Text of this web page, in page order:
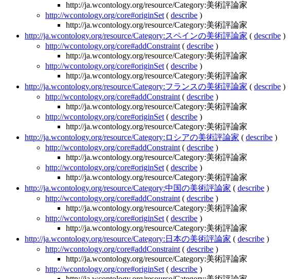
http://ja.wcontology.org/resource/Category:美術評論家
http://wcontology.org/core#originSet ( describe )
http://ja.wcontology.org/resource/Category:美術評論家
http://ja.wcontology.org/resource/Category:スペインの美術評論家 ( describe )
http://wcontology.org/core#addConstraint ( describe )
http://ja.wcontology.org/resource/Category:美術評論家
http://wcontology.org/core#originSet ( describe )
http://ja.wcontology.org/resource/Category:美術評論家
http://ja.wcontology.org/resource/Category:フランスの美術評論家 ( describe )
http://wcontology.org/core#addConstraint ( describe )
http://ja.wcontology.org/resource/Category:美術評論家
http://wcontology.org/core#originSet ( describe )
http://ja.wcontology.org/resource/Category:美術評論家
http://ja.wcontology.org/resource/Category:ロシアの美術評論家 ( describe )
http://wcontology.org/core#addConstraint ( describe )
http://ja.wcontology.org/resource/Category:美術評論家
http://wcontology.org/core#originSet ( describe )
http://ja.wcontology.org/resource/Category:美術評論家
http://ja.wcontology.org/resource/Category:中国の美術評論家 ( describe )
http://wcontology.org/core#addConstraint ( describe )
http://ja.wcontology.org/resource/Category:美術評論家
http://wcontology.org/core#originSet ( describe )
http://ja.wcontology.org/resource/Category:美術評論家
http://ja.wcontology.org/resource/Category:日本の美術評論家 ( describe )
http://wcontology.org/core#addConstraint ( describe )
http://ja.wcontology.org/resource/Category:美術評論家
http://wcontology.org/core#originSet ( describe )